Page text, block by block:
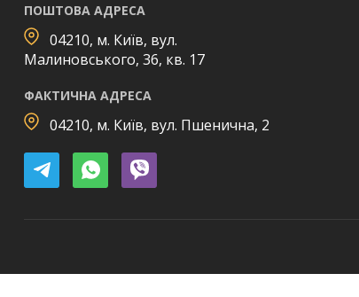
ПОШТОВА АДРЕСА
04210, м. Київ, вул.
Малиновського, 36, кв. 17
ФАКТИЧНА АДРЕСА
04210, м. Київ, вул. Пшенична, 2